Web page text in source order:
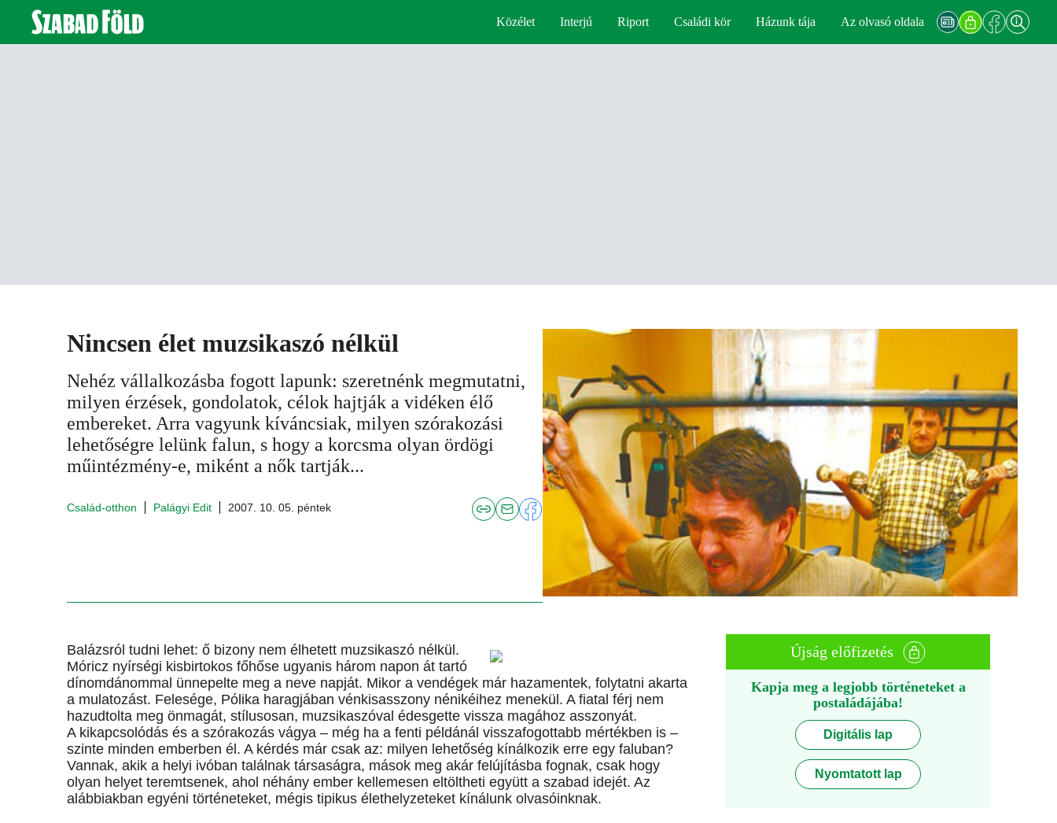
Közélet Interjú Riport Családi kör Házunk tája Az olvasó oldala
Nincsen élet muzsikaszó nélkül
Nehéz vállalkozásba fogott lapunk: szeretnénk megmutatni,
milyen érzések, gondolatok, célok hajtják a vidéken élő
embereket. Arra vagyunk kíváncsiak, milyen szórakozási
lehetőségre lelünk falun, s hogy a korcsma olyan ördögi
műintézmény-e, miként a nők tartják...
Család-otthon Palágyi Edit 2007. 10. 05. péntek
Balázsról tudni lehet: ő bizony nem élhetett muzsikaszó nélkül.
Móricz nyírségi kisbirtokos főhőse ugyanis három napon át tartó
dínomdánommal ünnepelte meg a neve napját. Mikor a vendégek már hazamentek, folytatni akarta
a mulatozást. Felesége, Pólika haragjában vénkisasszony nénikéihez menekül. A fiatal férj nem
hazudtolta meg önmagát, stílusosan, muzsikaszóval édesgette vissza magához asszonyát.
A kikapcsolódás és a szórakozás vágya – még ha a fenti példánál visszafogottabb mértékben is –
szinte minden emberben él. A kérdés már csak az: milyen lehetőség kínálkozik erre egy faluban?
Vannak, akik a helyi ivóban találnak társaságra, mások meg akár felújításba fognak, csak hogy
olyan helyet teremtsenek, ahol néhány ember kellemesen eltöltheti együtt a szabad idejét. Az
alábbiakban egyéni történeteket, mégis tipikus élethelyzeteket kínálunk olvasóinknak.
Újság előfizetés
Kapja meg a legjobb történeteket a
postaládájába!
Digitális lap
Nyomtatott lap